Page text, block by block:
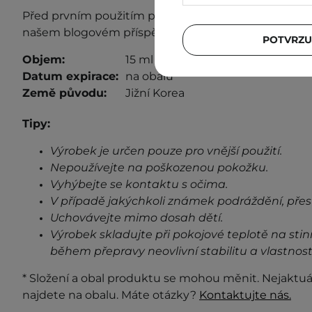
Před prvním použitím proveďte test s
našem blogovém příspěvku "Test snášenlivosti"
Objem:
15 ml
Datum expirace: na obalu
Země původu:
Jižní Korea
Tipy:
Výrobek je určen pouze pro vnější použití.
Nepoužívejte na poškozenou pokožku.
Vyhýbejte se kontaktu s očima.
V případě jakýchkoli známek podráždění,
Uchovávejte mimo dosah dětí.
Výrobek skladujte při pokojové teplotě na
během přepravy neovlivní stabilitu a
* Složení a obal produktu se mohou měnit.
najdete na obalu. Máte otázky? Kontaktujte nás.